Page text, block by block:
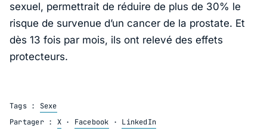
sexuel, permettrait de réduire de plus de 30% le
risque de survenue d’un cancer de la prostate. Et
dès 13 fois par mois, ils ont relevé des effets
protecteurs.
Tags : Sexe
Partager : X· Facebook · LinkedIn